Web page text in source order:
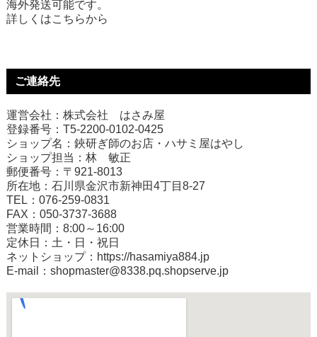
海外発送可能です。
詳しくはこちらから
ご連絡先
運営会社：株式会社 はさみ屋
登録番号：T5-2200-0102-0425
ショップ名：鋏研ぎ師のお店・ハサミ屋はやし
ショップ担当：林 敏正
郵便番号：〒921-8013
所在地：石川県金沢市新神田4丁目8-27
TEL：076-259-0831
FAX：050-3737-3688
営業時間：8:00～16:00
定休日：土・日・祝日
ネットショップ： https://hasamiya884.jp
E-mail：shopmaster@8338.pq.shopserve.jp